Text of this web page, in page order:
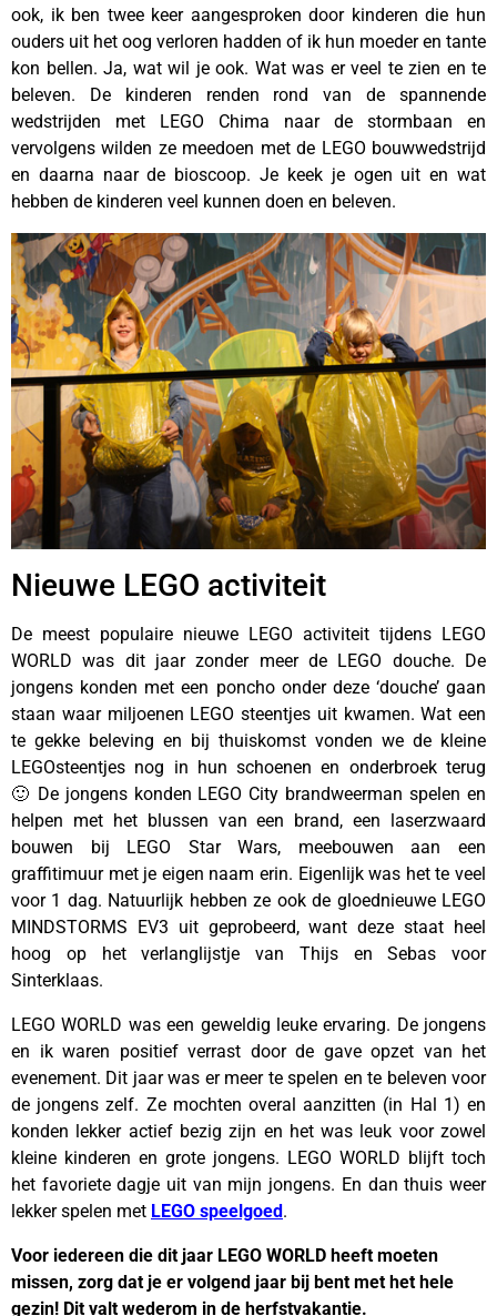
ook, ik ben twee keer aangesproken door kinderen die hun
ouders uit het oog verloren hadden of ik hun moeder en tante
kon bellen. Ja, wat wil je ook. Wat was er veel te zien en te
beleven. De kinderen renden rond van de spannende
wedstrijden met LEGO Chima naar de stormbaan en
vervolgens wilden ze meedoen met de LEGO bouwwedstrijd
en daarna naar de bioscoop. Je keek je ogen uit en wat
hebben de kinderen veel kunnen doen en beleven.
Nieuwe LEGO activiteit
De meest populaire nieuwe LEGO activiteit tijdens LEGO
WORLD was dit jaar zonder meer de LEGO douche. De
jongens konden met een poncho onder deze ‘douche’ gaan
staan waar miljoenen LEGO steentjes uit kwamen. Wat een
te gekke beleving en bij thuiskomst vonden we de kleine
LEGOsteentjes nog in hun schoenen en onderbroek terug
🙂 De jongens konden LEGO City brandweerman spelen en
helpen met het blussen van een brand, een laserzwaard
bouwen bij LEGO Star Wars, meebouwen aan een
graffitimuur met je eigen naam erin. Eigenlijk was het te veel
voor 1 dag. Natuurlijk hebben ze ook de gloednieuwe LEGO
MINDSTORMS EV3 uit geprobeerd, want deze staat heel
hoog op het verlanglijstje van Thijs en Sebas voor
Sinterklaas.
LEGO WORLD was een geweldig leuke ervaring. De jongens
en ik waren positief verrast door de gave opzet van het
evenement. Dit jaar was er meer te spelen en te beleven voor
de jongens zelf. Ze mochten overal aanzitten (in Hal 1) en
konden lekker actief bezig zijn en het was leuk voor zowel
kleine kinderen en grote jongens. LEGO WORLD blijft toch
het favoriete dagje uit van mijn jongens. En dan thuis weer
lekker spelen met LEGO speelgoed.
Voor iedereen die dit jaar LEGO WORLD heeft moeten
missen, zorg dat je er volgend jaar bij bent met het hele
gezin! Dit valt wederom in de herfstvakantie.